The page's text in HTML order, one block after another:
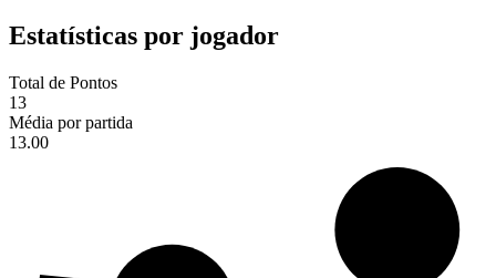
Estatísticas por jogador
Total de Pontos
13
Média por partida
13.00